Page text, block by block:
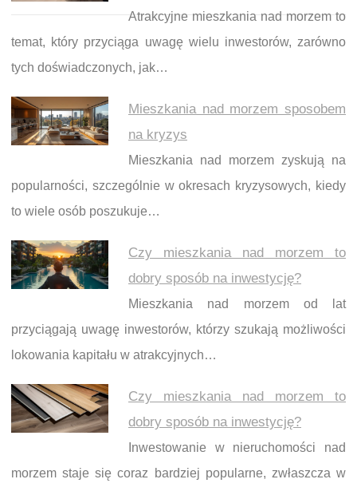
Atrakcyjne mieszkania nad morzem to
temat, który przyciąga uwagę wielu inwestorów, zarówno
tych doświadczonych, jak…
Mieszkania nad morzem sposobem
na kryzys
Mieszkania nad morzem zyskują na
popularności, szczególnie w okresach kryzysowych, kiedy
to wiele osób poszukuje…
Czy mieszkania nad morzem to
dobry sposób na inwestycję?
Mieszkania nad morzem od lat
przyciągają uwagę inwestorów, którzy szukają możliwości
lokowania kapitału w atrakcyjnych…
Czy mieszkania nad morzem to
dobry sposób na inwestycję?
Inwestowanie w nieruchomości nad
morzem staje się coraz bardziej popularne, zwłaszcza w